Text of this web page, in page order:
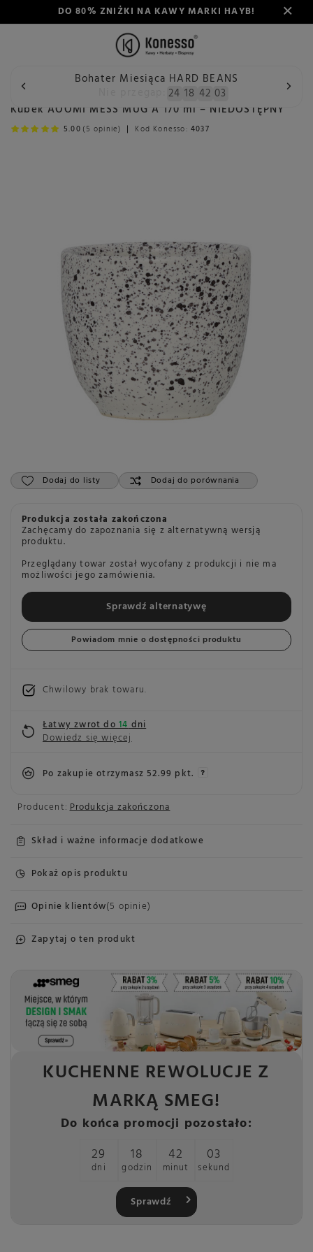
DO 80% ZNIŻKI NA KAWY MARKI HAYB!
Bohater Miesiąca HARD BEANS
24 18 42 03
Wstecz Konesso Kubek AOOMI MESS MUG A 170 ml –
Kubek AOOMI MESS MUG A 170 ml – NIEDOSTĘPNY
5.00 (5 opinie) Kod Konesso: 4037
Dodaj do listy Dodaj do porównania
Producent: Produkcja zakończona
Skład i ważne informacje dodatkowe
Pokaż opis produktu
Opinie klientów(5 opinie)
Zapytaj o ten produkt
Produkcja została zakończona
Zachęcamy do zapoznania się z alternatywną wersją
produktu.
Przeglądany towar został wycofany z produkcji i nie ma
możliwości jego zamówienia.
Sprawdź alternatywę
Powiadom mnie o dostępności produktu
Chwilowy brak towaru
Łatwy zwrot do14dni
Dowiedz się więcej
Po zakupie otrzymasz 52.99 pkt.
KUCHENNE REWOLUCJE Z
MARKĄ SMEG!
Do końca promocji pozostało:
29
dni
18
godzin
42
minut
03
sekund
Sprawdź